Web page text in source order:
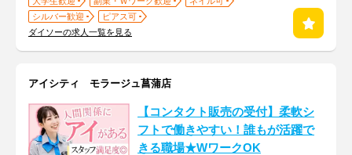
シルバー歓迎
ピアス可
ダイソーの求人一覧を見る
アイシティ モラージュ菖蒲店
【コンタクト販売の受付】柔軟シ
フトで働きやすい！誰もが活躍で
きる職場★WワークOK